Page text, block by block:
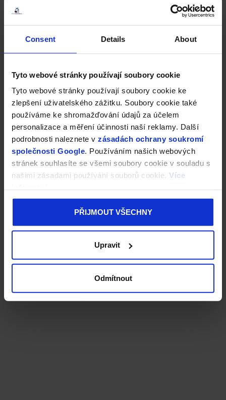
Consent Details About
Tyto webové stránky používají soubory cookie
Tyto webové stránky používají soubory cookie ke
zlepšení uživatelského zážitku. Soubory cookie také
používáme ke shromažďování údajů za účelem
personalizace a měření účinnosti naší reklamy. Další
podrobnosti naleznete v zásadách ochrany soukromí
společnosti Google. Používáním našich webových
stránek souhlasíte se všemi soubory cookie v souladu s
našimi zásadami používání souborů cookie. Více
PŘIJMOUT VŠECHNY
Upravit
Odmítnout